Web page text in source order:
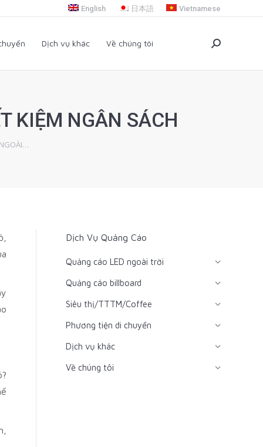
English 日本語 Vietnamese
Dịch vụ khác Về chúng tôi Search:
KIỆM NGÂN SÁCH
Dịch Vụ Quảng Cáo
Quảng cáo LED ngoài trời
Quảng cáo billboard
Siêu thị/TTTM/Coffee
Phương tiện di chuyển
Dịch vụ khác
Về chúng tôi
Dịch vụ khác Về chúng tôi Search: